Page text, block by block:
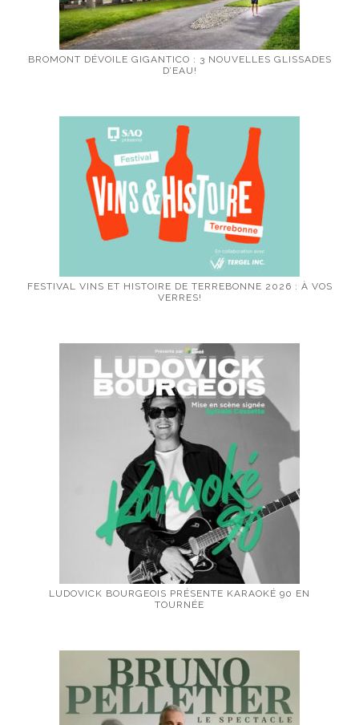
BROMONT DÉVOILE GIGANTICO : 3 NOUVELLES GLISSADES
D’EAU!
FESTIVAL VINS ET HISTOIRE DE TERREBONNE 2026 : À VOS
VERRES!
LUDOVICK BOURGEOIS PRÉSENTE KARAOKÉ 90 EN
TOURNÉE